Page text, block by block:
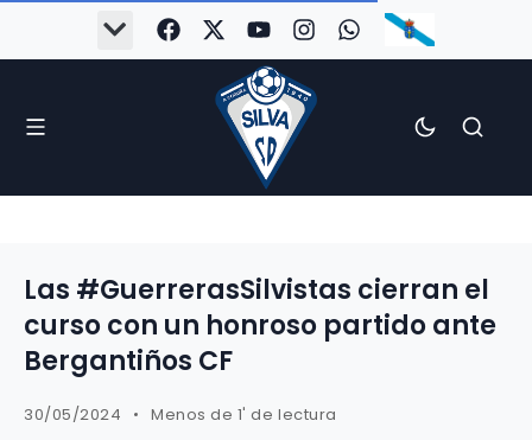
Las #GuerrerasSilvistas cierran el
curso con un honroso partido ante
Bergantiños CF
30/05/2024 Menos de 1' de lectura